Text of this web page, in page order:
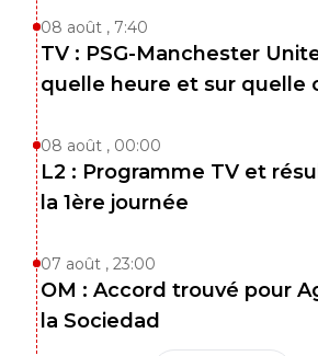
08 août , 7:40
TV : PSG-Manchester
quelle heure et sur quelle
08 août , 00:00
L2 : Programme TV et
la 1ère journée
07 août , 23:00
OM : Accord trouvé pour
la Sociedad